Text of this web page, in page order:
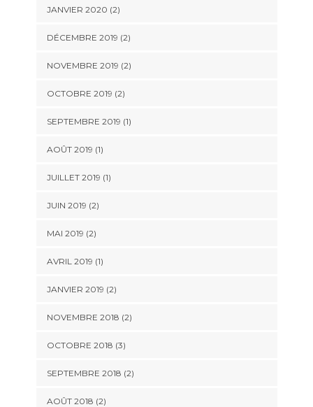
JANVIER 2020 (2)
DÉCEMBRE 2019 (2)
NOVEMBRE 2019 (2)
OCTOBRE 2019 (2)
SEPTEMBRE 2019 (1)
AOÛT 2019 (1)
JUILLET 2019 (1)
JUIN 2019 (2)
MAI 2019 (2)
AVRIL 2019 (1)
JANVIER 2019 (2)
NOVEMBRE 2018 (2)
OCTOBRE 2018 (3)
SEPTEMBRE 2018 (2)
AOÛT 2018 (2)